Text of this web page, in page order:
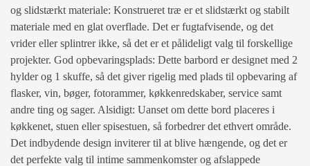
og slidstærkt materiale: Konstrueret træ er et slidstærkt og stabilt
materiale med en glat overflade. Det er fugtafvisende, og det
vrider eller splintrer ikke, så det er et pålideligt valg til forskellige
projekter. God opbevaringsplads: Dette barbord er designet med 2
hylder og 1 skuffe, så det giver rigelig med plads til opbevaring af
flasker, vin, bøger, fotorammer, køkkenredskaber, service samt
andre ting og sager. Alsidigt: Uanset om dette bord placeres i
køkkenet, stuen eller spisestuen, så forbedrer det ethvert område.
Det indbydende design inviterer til at blive hængende, og det er
det perfekte valg til intime sammenkomster og afslappede